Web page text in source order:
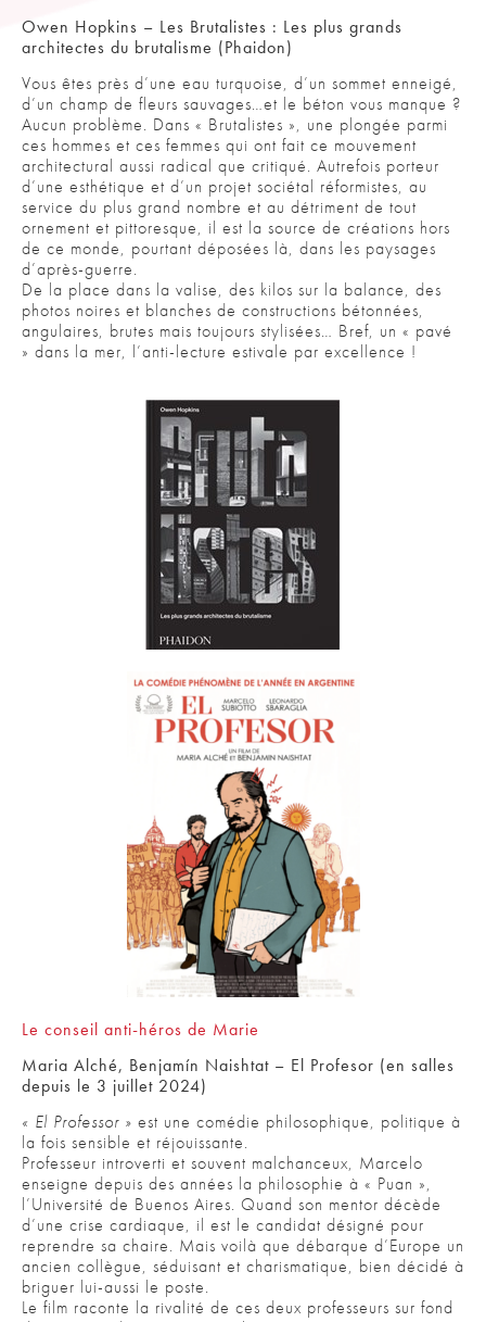
Owen Hopkins – Les Brutalistes : Les plus grands
architectes du brutalisme (Phaidon)
Vous êtes près d’une eau turquoise, d’un sommet enneigé,
d’un champ de fleurs sauvages…et le béton vous manque ?
Aucun problème. Dans « Brutalistes », une plongée parmi
ces hommes et ces femmes qui ont fait ce mouvement
architectural aussi radical que critiqué. Autrefois porteur
d’une esthétique et d’un projet sociétal réformistes, au
service du plus grand nombre et au détriment de tout
ornement et pittoresque, il est la source de créations hors
de ce monde, pourtant déposées là, dans les paysages
d’après-guerre.
De la place dans la valise, des kilos sur la balance, des
photos noires et blanches de constructions bétonnées,
angulaires, brutes mais toujours stylisées… Bref, un « pavé
» dans la mer, l’anti-lecture estivale par excellence !
Le conseil anti-héros de Marie
Maria Alché, Benjamín Naishtat – El Profesor (en salles
depuis le 3 juillet 2024)
« El Professor » est une comédie philosophique, politique à
la fois sensible et réjouissante.
Professeur introverti et souvent malchanceux, Marcelo
enseigne depuis des années la philosophie à « Puan »,
l’Université de Buenos Aires. Quand son mentor décède
d’une crise cardiaque, il est le candidat désigné pour
reprendre sa chaire. Mais voilà que débarque d’Europe un
ancien collègue, séduisant et charismatique, bien décidé à
briguer lui-aussi le poste.
Le film raconte la rivalité de ces deux professeurs sur fond